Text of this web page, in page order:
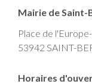
Mairie de Saint-
Place de
53942 SAINT-
Horaires